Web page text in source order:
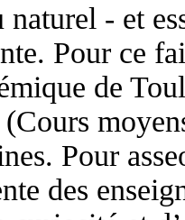
- et
Pour ce
de
Pour
des